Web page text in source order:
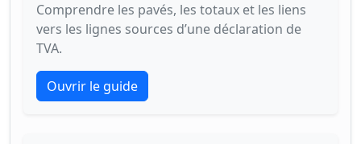
Comprendre les pavés, les totaux et les liens
vers les lignes sources d’une déclaration de
TVA.
Ouvrir le guide